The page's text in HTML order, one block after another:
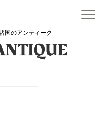
国のアンティーク